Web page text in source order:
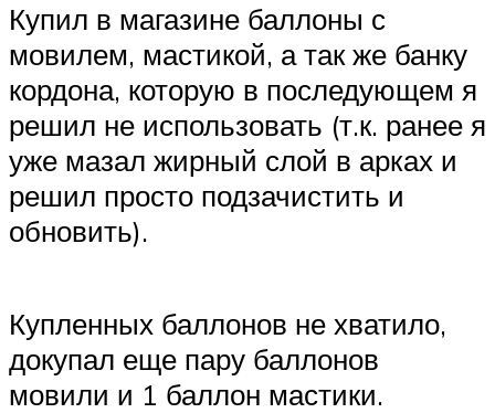
Купил в магазине баллоны с
мовилем, мастикой, а так же банку
кордона, которую в последующем я
решил не использовать (т.к. ранее я
уже мазал жирный слой в арках и
решил просто подзачистить и
обновить).
Купленных баллонов не хватило,
докупал еще пару баллонов
мовили и 1 баллон мастики.